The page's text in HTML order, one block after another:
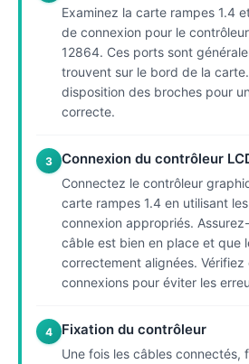
Examinez la carte rampes 1.4
de connexion pour le
12864. Ces ports sont
trouvent sur le bord de la
disposition des broches pour
correcte.
3 Connexion du contrôleur
Connectez le contrôleur
carte rampes 1.4 en utilisant
connexion appropriés.
câble est bien en place et que
correctement alignées. Vérifiez
connexions pour éviter les
4 Fixation du contrôleur
Une fois les câbles connectés,